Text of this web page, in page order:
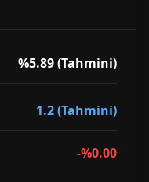
%5.89 (Tahmini)
1.2 (Tahmini)
-%0.00